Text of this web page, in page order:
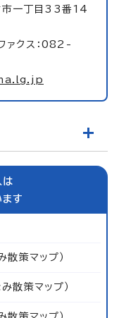
一丁目33番14
クス：082-
は
す
散策マップ）
散策マップ）